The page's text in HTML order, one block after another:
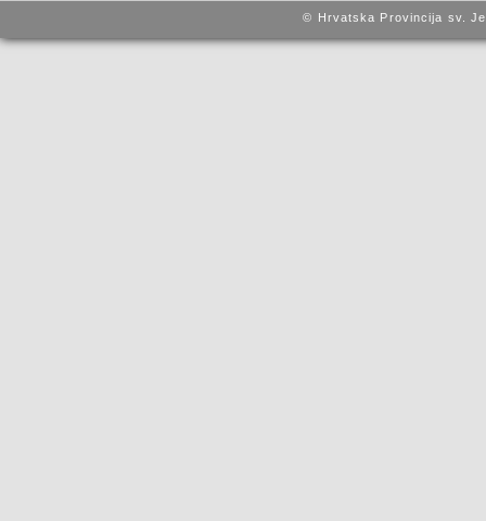
© Hrvatska Provincija sv.